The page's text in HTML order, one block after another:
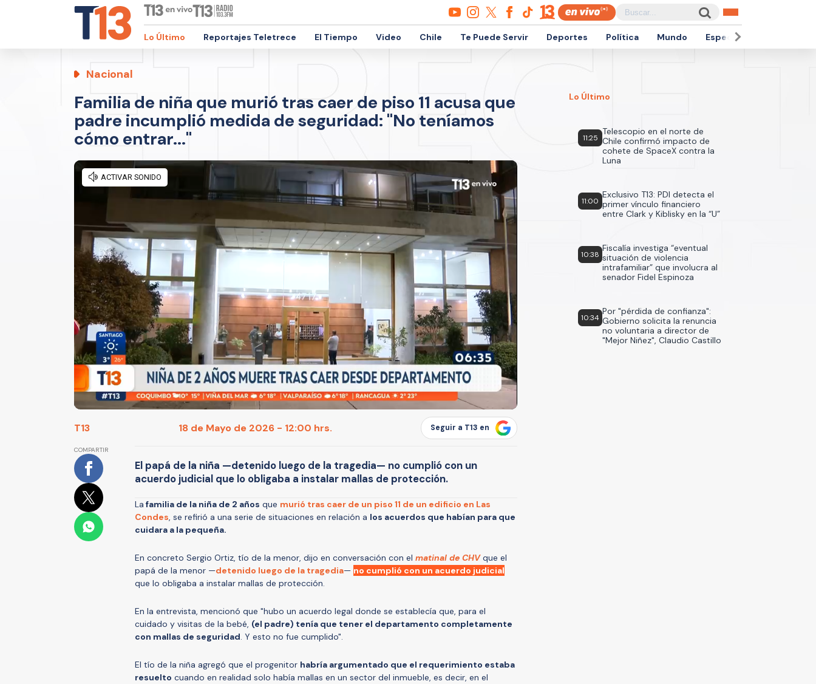
Lo Último Reportajes Teletrece El Tiempo Video Chile Te Puede Servir Deportes Política Mundo Espectáculos
Nacional
Familia de niña que murió tras caer de piso 11 acusa que
padre incumplió medida de seguridad: "No teníamos
cómo entrar..."
T13 18 de Mayo de 2026 - 12:00 hrs. Seguir a T13 en
COMPARTIR
El papá de la niña —detenido luego de la tragedia— no cumplió con un
acuerdo judicial que lo obligaba a instalar mallas de protección.
La familia de la niña de 2 años que murió tras caer de un piso 11 de un edificio en Las
Condes, se refirió a una serie de situaciones en relación a los acuerdos que habían para que
cuidara a la pequeña.
En concreto Sergio Ortiz, tío de la menor, dijo en conversación con el matinal de CHVque el
papá de la menor —detenido luego de la tragedia— no cumplió con un acuerdo judicial
que lo obligaba a instalar mallas de protección.
En la entrevista, mencionó que "hubo un acuerdo legal donde se establecía que, para el
cuidado y visitas de la bebé, (el padre) tenía que tener el departamento completamente
con mallas de seguridad. Y esto no fue cumplido".
El tío de la niña agregó que el progenitor habría argumentado que el requerimiento estaba
resuelto cuando en realidad solo había mallas en un sector del inmueble, es decir, en el
Lo Último
11:25
Telescopio en el norte de
Chile confirmó impacto de
cohete de SpaceX contra la
Luna
11:00
Exclusivo T13: PDI detecta el
primer vínculo financiero
entre Clark y Kiblisky en la “U”
10:38
Fiscalía investiga “eventual
situación de violencia
intrafamiliar” que involucra al
senador Fidel Espinoza
10:34
Por "pérdida de confianza":
Gobierno solicita la renuncia
no voluntaria a director de
"Mejor Niñez", Claudio Castillo